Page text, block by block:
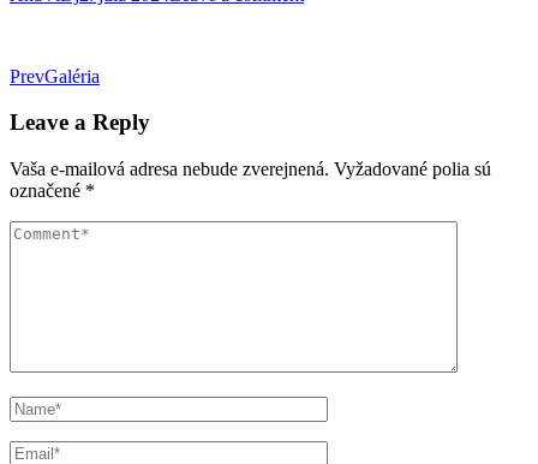
Post
navigation
PrevGaléria
Leave a Reply
Vaša e-mailová adresa nebude zverejnená. Vyžadované polia sú
označené *